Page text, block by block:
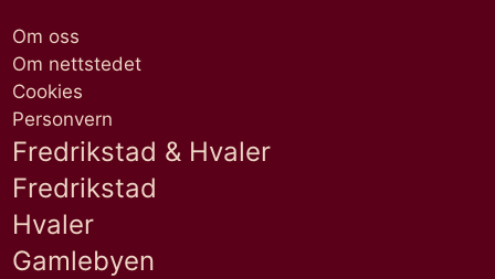
Om oss
Om nettstedet
Cookies
Personvern
Fredrikstad & Hvaler
Fredrikstad
Hvaler
Gamlebyen